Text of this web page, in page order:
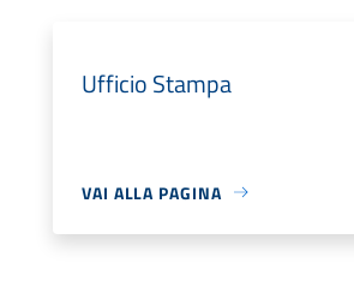
Ufficio Stampa
VAI ALLA PAGINA